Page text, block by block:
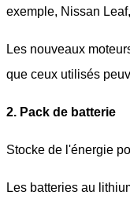
exemple, Nissan
Les nouveaux
que ceux utilisés
2. Pack de batterie
Stocke de l'énergie
Les batteries au